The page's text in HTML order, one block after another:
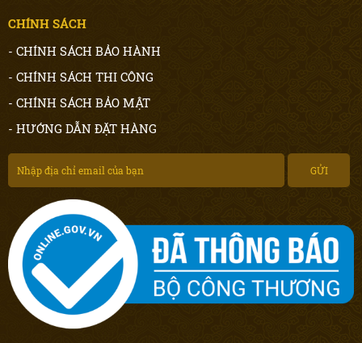
CHÍNH SÁCH
- CHÍNH SÁCH BẢO HÀNH
- CHÍNH SÁCH THI CÔNG
- CHÍNH SÁCH BẢO MẬT
- HƯỚNG DẪN ĐẶT HÀNG